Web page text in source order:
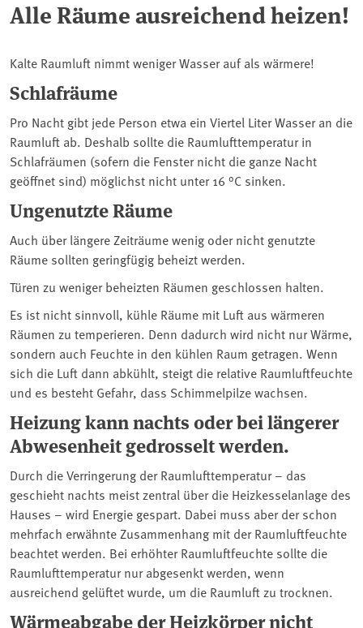
Alle Räume ausreichend heizen!
Kalte Raumluft nimmt weniger Wasser auf als wärmere!
Schlafräume
Pro Nacht gibt jede Person etwa ein Viertel Liter Wasser an die
Raumluft ab. Deshalb sollte die Raumlufttemperatur in
Schlafräumen (sofern die Fenster nicht die ganze Nacht
geöffnet sind) möglichst nicht unter 16 °C sinken.
Ungenutzte Räume
Auch über längere Zeiträume wenig oder nicht genutzte
Räume sollten geringfügig beheizt werden.
Türen zu weniger beheizten Räumen geschlossen halten.
Es ist nicht sinnvoll, kühle Räume mit Luft aus wärmeren
Räumen zu temperieren. Denn dadurch wird nicht nur Wärme,
sondern auch Feuchte in den kühlen Raum getragen. Wenn
sich die Luft dann abkühlt, steigt die relative Raumluftfeuchte
und es besteht Gefahr, dass Schimmelpilze wachsen.
Heizung kann nachts oder bei längerer
Abwesenheit gedrosselt werden.
Durch die Verringerung der Raumlufttemperatur – das
geschieht nachts meist zentral über die Heizkesselanlage des
Hauses – wird Energie gespart. Dabei muss aber der schon
mehrfach erwähnte Zusammenhang mit der Raumluftfeuchte
beachtet werden. Bei erhöhter Raumluftfeuchte sollte die
Raumlufttemperatur nur abgesenkt werden, wenn
ausreichend gelüftet wurde, um die Raumluft zu trocknen.
Wärmeabgabe der Heizkörper nicht